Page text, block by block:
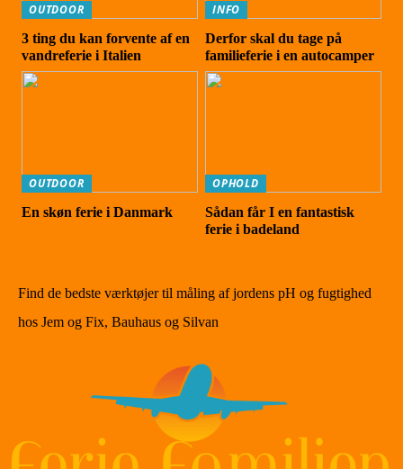
OUTDOOR
3 ting du kan forvente af en
vandreferie i Italien
INFO
Derfor skal du tage på
familieferie i en autocamper
OUTDOOR
En skøn ferie i Danmark
OPHOLD
Sådan får I en fantastisk
ferie i badeland
Find de bedste værktøjer til måling af jordens pH og fugtighed
hos Jem og Fix, Bauhaus og Silvan